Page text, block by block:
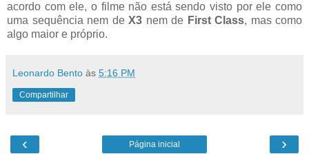
acordo com ele, o filme não está sendo visto por ele como
uma sequência nem de X3 nem de First Class, mas como
algo maior e próprio.
Leonardo Bento às 5:16 PM
Compartilhar
‹ ›
Página inicial